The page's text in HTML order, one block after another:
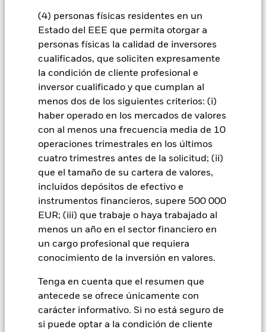
(4) personas físicas residentes en un
Estado del EEE que permita otorgar a
personas físicas la calidad de inversores
cualificados, que soliciten expresamente
la condición de cliente profesional e
inversor cualificado y que cumplan al
menos dos de los siguientes criterios: (i)
haber operado en los mercados de valores
con al menos una frecuencia media de 10
operaciones trimestrales en los últimos
cuatro trimestres antes de la solicitud; (ii)
que el tamaño de su cartera de valores,
incluidos depósitos de efectivo e
instrumentos financieros, supere 500 000
EUR; (iii) que trabaje o haya trabajado al
menos un año en el sector financiero en
un cargo profesional que requiera
conocimiento de la inversión en valores.
Tenga en cuenta que el resumen que
antecede se ofrece únicamente con
carácter informativo. Si no está seguro de
si puede optar a la condición de cliente
Inversión” pueden ser más sensibles a estos riesgos que los
valores de renta fija con mejor calificación. Las rebajas de la
calificación de solvencia potenciales o reales pueden
incrementar el nivel de riesgo. Los derivados pueden ser muy
basan y pueden aumentar el volumen de las pérdidas y
ganancias, provocando mayores oscilaciones en el valor del
Fondo. El impacto sobre el Fondo puede ser mayor cuando los
derivados se utilizan de forma generalizada o compleja.
Todas las clases de acciones con cobertura de divisas de este
uso de derivados para una clase de acciones podría conllevar
un posible riesgo de contagio (también denominado «spill-
over») a otras clases de acciones del fondo. La sociedad
gestora del fondo se asegurará de que se dispone de los
procedimientos adecuados para minimizar el riesgo de
contagio a otras clases de acciones. En el menú desplegable
que figura justo debajo del nombre del fondo, podrá ver un
acciones con cobertura de divisas se identifican mediante la
palabra «Hedged» en su nombre. Además, el listado
divisas está disponible mediante solicitud a la sociedad
gestora del fondo.